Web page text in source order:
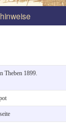
Theben 1899.